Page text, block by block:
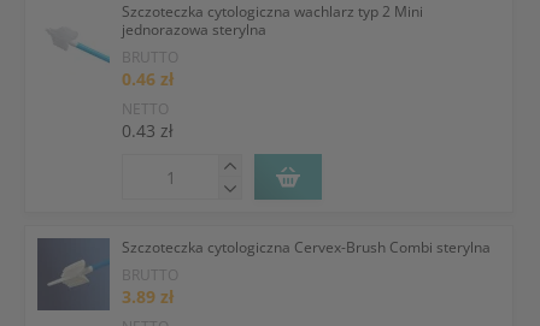
Szczoteczka cytologiczna wachlarz typ 2 Mini
jednorazowa sterylna
BRUTTO
0.46 zł
NETTO
0.43 zł
Szczoteczka cytologiczna Cervex-Brush Combi sterylna
BRUTTO
3.89 zł